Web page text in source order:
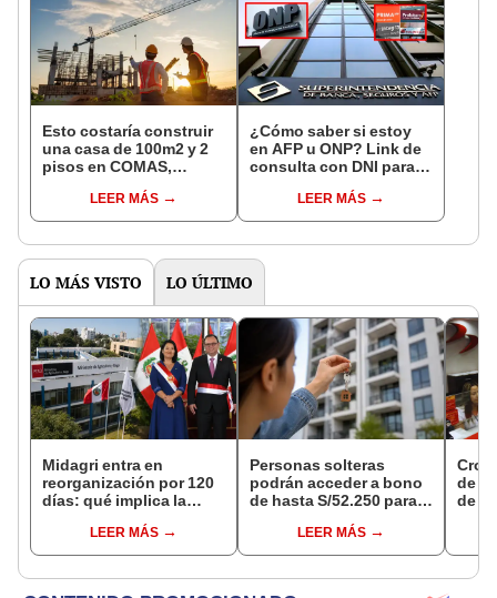
Esto costaría construir
una casa de 100m2 y 2
pisos en COMAS,
distritos de LIMA
NORTE
LEER MÁS
¿Cómo saber si estoy
en AFP u ONP? Link de
consulta con DNI para
pensiones estás
LEER MÁS
LO MÁS VISTO LO ÚLTIMO
Midagri entra en
reorganización por 120
días: qué implica la
podrían venir
LEER MÁS
Personas solteras
podrán acceder a bono
de hasta S/52.250 para
nuevo reglamento
LEER MÁS
de
de